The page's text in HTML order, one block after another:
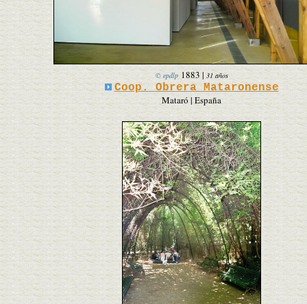
© epdlp 1883 | 31 años
Coop. Obrera Mataronense
Mataró | España